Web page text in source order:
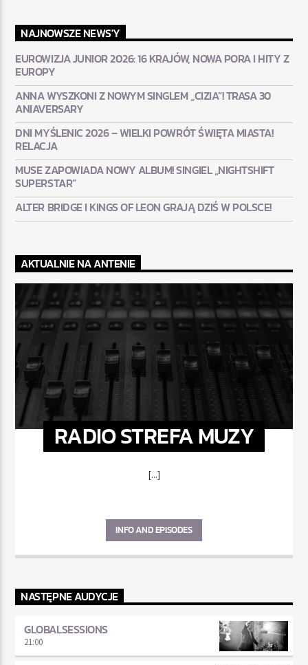
NAJNOWSZE NEWS'Y
EUROWIZJA JUNIOR 2026: 16 KRAJÓW, NOWA PORA I HITY Z
EUROPY
ANNA WYSZKONI Z NOWYM SINGLEM „CIZIA”! TRASA 30
ANIAVERSARY
DNI MYŚLENIC 2026 – WIELKI POWRÓT ŚWIĘTA MIASTA!
RELACJA
MUSE ZAPOWIADA NOWY ALBUM! SINGIEL „NIGHTSHIFT
SUPERSTAR”
ALTER BRIDGE I KINGS OF LEON GRAJĄ DZIŚ W POLSCE!
AKTUALNIE NA ANTENIE
RADIO STREFA MUZY
[...]
INFO AND EPISODES
NASTĘPNE AUDYCJE
GLOBALSESSIONS
21:00